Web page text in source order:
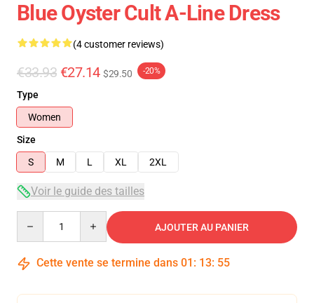
Blue Oyster Cult A-Line Dress
(4 customer reviews)
€33.93 €27.14 $29.50 -20%
Type
Women
Size
S
M L XL 2XL
Voir le guide des tailles
AJOUTER AU PANIER
Cette vente se termine dans 01 : 13: 54